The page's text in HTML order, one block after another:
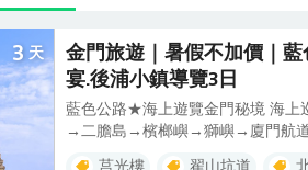
3 天
金門旅遊｜暑假不加價｜
宴.後浦小鎮導覽3日
藍色公路★海上遊覽金門秘境 海
→二膽島→檳榔嶼→獅嶼→廈門航道
莒光樓 翟山坑道